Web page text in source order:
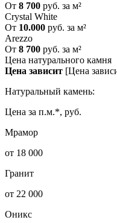
От 8 700 руб. за м²
Crystal White
От 10.000 руб. за м²
Arezzo
От 8 700 руб. за м²
Цена натурального камня
Цена зависит [Цена
Натуральный камень:
Цена за п.м.*, руб.
Мрамор
от 18 000
Гранит
от 22 000
Оникс